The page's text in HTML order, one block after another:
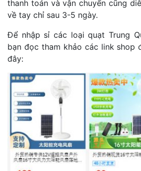
thanh toán và vận chuyển cũng
về tay chỉ sau 3-5 ngày.
Để nhập sỉ các loại quạt Trung
bạn đọc tham khảo các link shop
đây: